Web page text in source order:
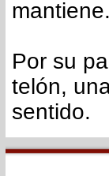
mantiene.
Por su
telón,
sentido.